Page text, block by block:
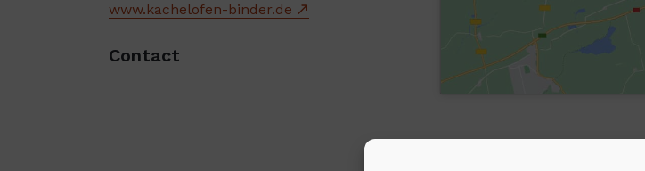
www.kachelofen-binder.de
Contact